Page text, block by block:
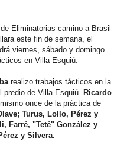
Eliminatorias camino a Brasil
este fin de semana, el
viernes, sábado y domingo
en Villa Esquiú.
realizo trabajos tácticos en la
predio de Villa Esquiú.
Ricardo
once de la práctica de
Turus, Lollo, Pérez y
Farré, "Teté" González y
y Silvera.